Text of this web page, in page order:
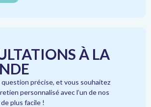
À LA
question précise, et vous souhaitez
personnalisé avec l’un de nos
plus facile !